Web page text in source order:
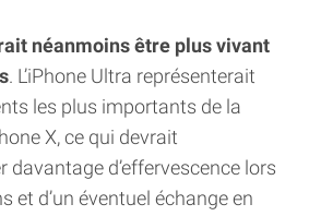
néanmoins être plus vivant
. L’iPhone Ultra représenterait
les plus importants de la
X, ce qui devrait
davantage d’effervescence lors
et d’un éventuel échange en